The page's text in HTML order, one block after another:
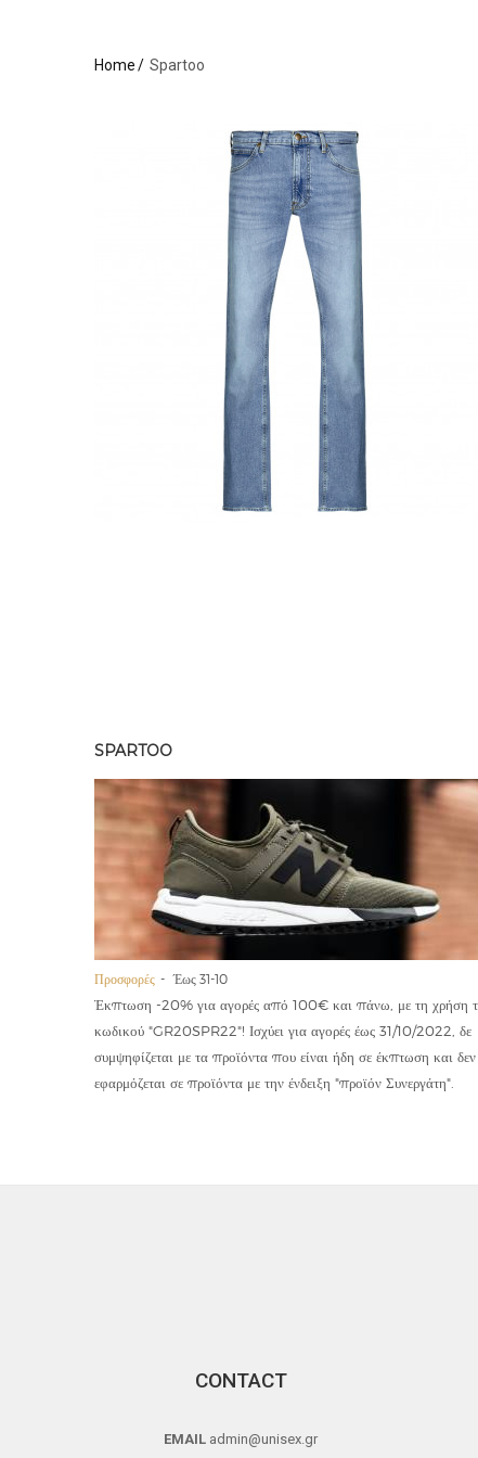
Home Spartoo
SPARTOO
Προσφορές Έως 31-10
Έκπτωση -20% για αγορές από 100€ και πάνω, με τη χρήση
κωδικού "GR20SPR22"! Ισχύει για αγορές έως 31/10/2022, δε
συμψηφίζεται με τα προϊόντα που είναι ήδη σε έκπτωση και δεν
εφαρμόζεται σε προϊόντα με την ένδειξη "προϊόν Συνεργάτη".
CONTACT
EMAIL admin@unisex.gr